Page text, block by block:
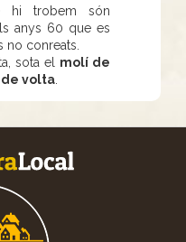
hi trobem són
anys 60 que es
no conreats.
sota el molí de
de volta